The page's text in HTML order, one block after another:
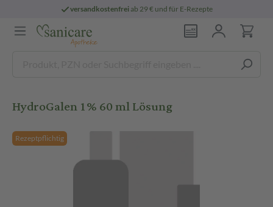
versandkostenfreiab 29 € und für E-Rezepte
HydroGalen 1% 60 ml Lösung
Rezeptpflichtig